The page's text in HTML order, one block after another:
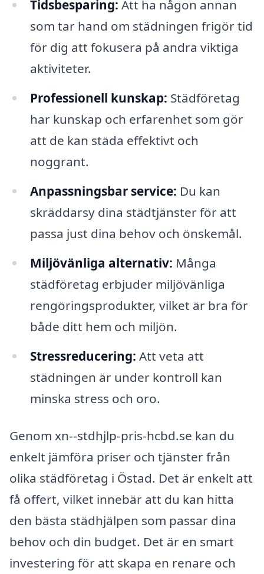
Tidsbesparing: Att ha någon annan
som tar hand om städningen frigör tid
för dig att fokusera på andra viktiga
aktiviteter.
Professionell kunskap: Städföretag
har kunskap och erfarenhet som gör
att de kan städa effektivt och
noggrant.
Anpassningsbar service: Du kan
skräddarsy dina städtjänster för att
passa just dina behov och önskemål.
Miljövänliga alternativ: Många
städföretag erbjuder miljövänliga
rengöringsprodukter, vilket är bra för
både ditt hem och miljön.
Stressreducering: Att veta att
städningen är under kontroll kan
minska stress och oro.
Genom xn--stdhjlp-pris-hcbd.se kan du
enkelt jämföra priser och tjänster från
olika städföretag i Östad. Det är enkelt att
få offert, vilket innebär att du kan hitta
den bästa städhjälpen som passar dina
behov och din budget. Det är en smart
investering för att skapa en renare och